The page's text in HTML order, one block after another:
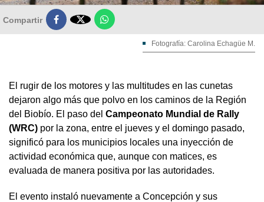
Compartir 
Fotografía: Carolina Echagüe M.
El rugir de los motores y las multitudes en las cunetas
dejaron algo más que polvo en los caminos de la Región
del Biobío. El paso del Campeonato Mundial de Rally
(WRC) por la zona, entre el jueves y el domingo pasado,
significó para los municipios locales una inyección de
actividad económica que, aunque con matices, es
evaluada de manera positiva por las autoridades.
El evento instaló nuevamente a Concepción y sus